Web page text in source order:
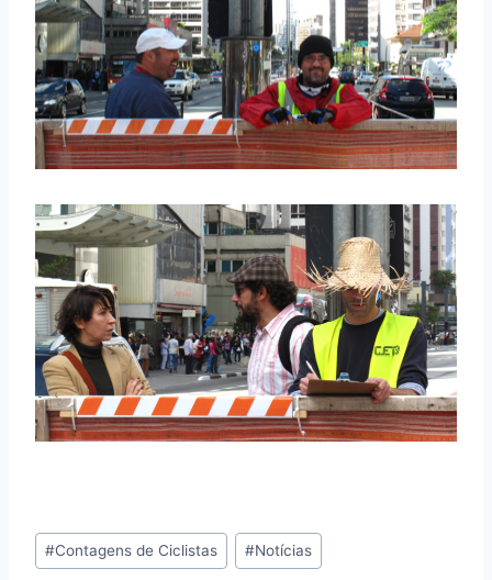
Tags
do
#Contagens de Ciclistas #Notícias